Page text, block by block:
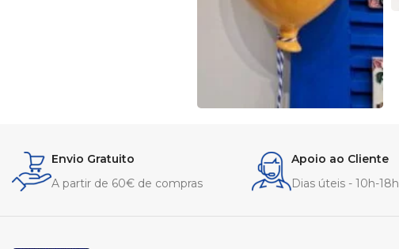
Envio Gratuito
A partir de 60€ de compras
Apoio ao Cliente
Dias úteis - 10h-18h